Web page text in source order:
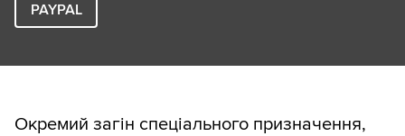
PAYPAL
Окремий загін спеціального призначення,